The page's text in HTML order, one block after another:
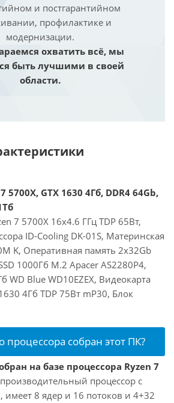
и постгарантийном
профилактике и
модернизации.
охватить всё, мы
быть лучшими в своей
области.
GTX 1630 4Гб, DDR4 64Gb,
7 5700X 16x4.6 ГГц TDP 65Вт,
ID-Cooling DK-01S, Материнская
K, Оперативная память 2x32Gb
1000Гб M.2 Apacer AS2280P4,
WD Blue WD10EZEX, Видеокарта
4Гб TDP 75Вт mP30, Блок
процессора собран этот ПК?
на базе процессора Ryzen 7
процессор с
имеет 8 ядер и 16 потоков и 4+32